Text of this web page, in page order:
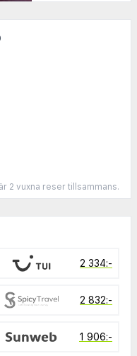
2 vuxna reser tillsammans.
2 334:-
2 832:-
1 906:-